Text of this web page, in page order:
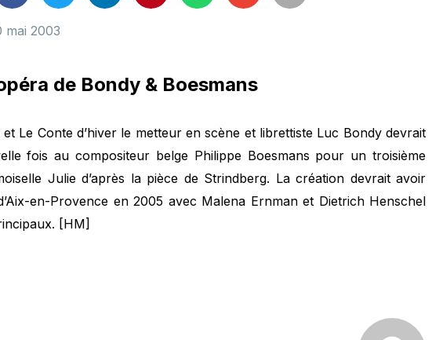
mai 2003
de Bondy & Boesmans
Le Conte d’hiver le metteur en scène et librettiste Luc Bondy devrait
fois au compositeur belge Philippe Boesmans pour un troisième
Julie d’après la pièce de Strindberg. La création devrait avoir
en-Provence en 2005 avec Malena Ernman et Dietrich Henschel
[HM]